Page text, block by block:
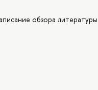
обзора литературы